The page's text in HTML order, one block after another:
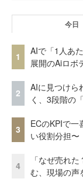
今日
1
AIで「1人あ
展開のAiロボ
2
AIに見つけら
く、3段階の
3
ECのKPIで一
い役割分担〜
4
「なぜ売れ
む、現場の声